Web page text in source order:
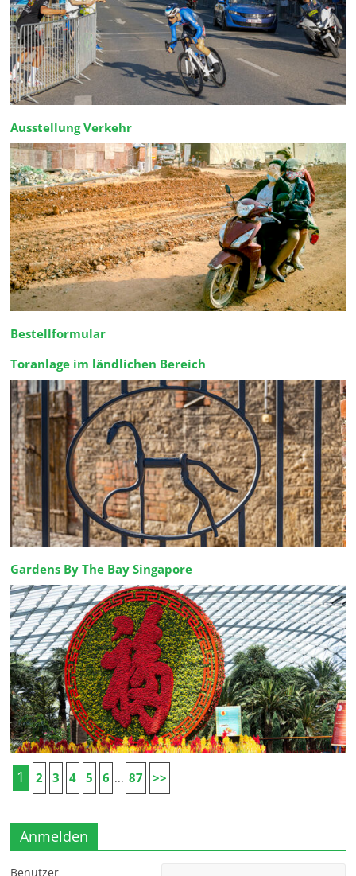
Ausstellung Verkehr
Bestellformular
Toranlage im ländlichen Bereich
Gardens By The Bay Singapore
1 2 3 4 5 6 ... 87 >>
Anmelden
Benutzer